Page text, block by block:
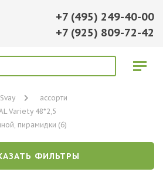
+7 (495) 249-40-00
+7 (925) 809-72-42
Svay
ассорти
Variety 48*2,5
пирамидки (6)
ФИЛЬТРЫ